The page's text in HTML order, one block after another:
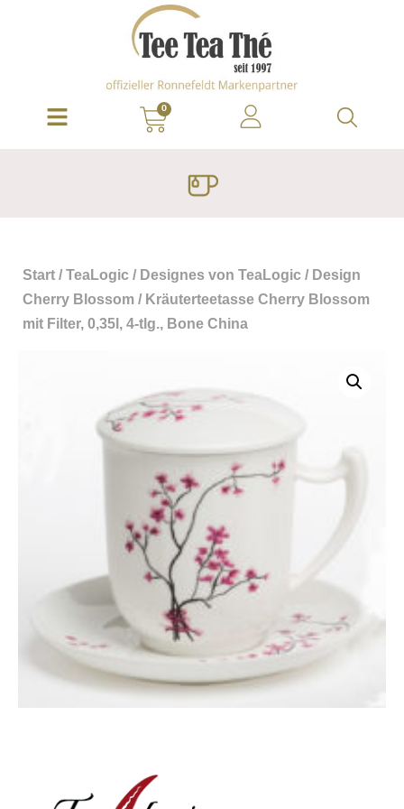
0
Start / TeaLogic / Designes von TeaLogic / Design
Cherry Blossom / Kräuterteetasse Cherry Blossom
mit Filter, 0,35l, 4-tlg., Bone China